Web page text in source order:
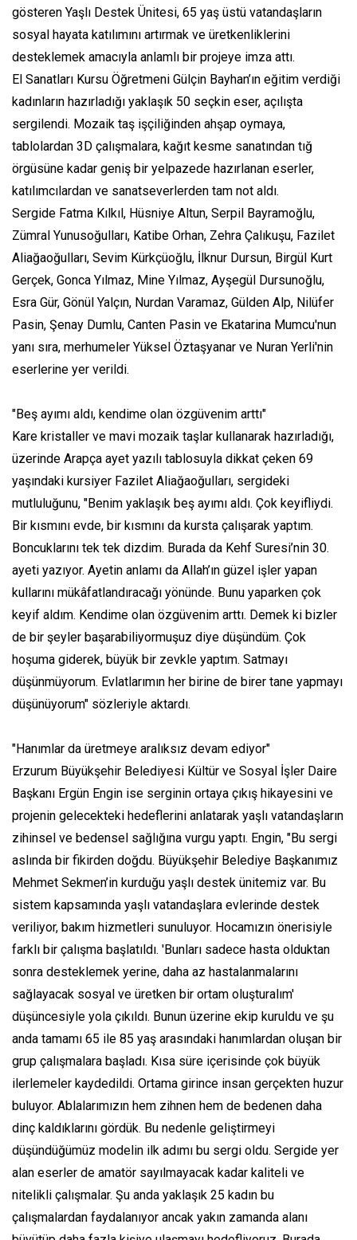
gösteren Yaşlı Destek Ünitesi, 65 yaş üstü vatandaşların
sosyal hayata katılımını artırmak ve üretkenliklerini
desteklemek amacıyla anlamlı bir projeye imza attı.
El Sanatları Kursu Öğretmeni Gülçin Bayhan’ın eğitim verdiği
kadınların hazırladığı yaklaşık 50 seçkin eser, açılışta
sergilendi. Mozaik taş işçiliğinden ahşap oymaya,
tablolardan 3D çalışmalara, kağıt kesme sanatından tığ
örgüsüne kadar geniş bir yelpazede hazırlanan eserler,
katılımcılardan ve sanatseverlerden tam not aldı.
Sergide Fatma Kılkıl, Hüsniye Altun, Serpil Bayramoğlu,
Zümral Yunusoğulları, Katibe Orhan, Zehra Çalıkuşu, Fazilet
Aliağaoğulları, Sevim Kürkçüoğlu, İlknur Dursun, Birgül Kurt
Gerçek, Gonca Yılmaz, Mine Yılmaz, Ayşegül Dursunoğlu,
Esra Gür, Gönül Yalçın, Nurdan Varamaz, Gülden Alp, Nilüfer
Pasin, Şenay Dumlu, Canten Pasin ve Ekatarina Mumcu'nun
yanı sıra, merhumeler Yüksel Öztaşyanar ve Nuran Yerli'nin
eserlerine yer verildi.
"Beş ayımı aldı, kendime olan özgüvenim arttı"
Kare kristaller ve mavi mozaik taşlar kullanarak hazırladığı,
üzerinde Arapça ayet yazılı tablosuyla dikkat çeken 69
yaşındaki kursiyer Fazilet Aliağaoğulları, sergideki
mutluluğunu, "Benim yaklaşık beş ayımı aldı. Çok keyifliydi.
Bir kısmını evde, bir kısmını da kursta çalışarak yaptım.
Boncuklarını tek tek dizdim. Burada da Kehf Suresi’nin 30.
ayeti yazıyor. Ayetin anlamı da Allah’ın güzel işler yapan
kullarını mükâfatlandıracağı yönünde. Bunu yaparken çok
keyif aldım. Kendime olan özgüvenim arttı. Demek ki bizler
de bir şeyler başarabiliyormuşuz diye düşündüm. Çok
hoşuma giderek, büyük bir zevkle yaptım. Satmayı
düşünmüyorum. Evlatlarımın her birine de birer tane yapmayı
düşünüyorum" sözleriyle aktardı.
"Hanımlar da üretmeye aralıksız devam ediyor"
Erzurum Büyükşehir Belediyesi Kültür ve Sosyal İşler Daire
Başkanı Ergün Engin ise serginin ortaya çıkış hikayesini ve
projenin gelecekteki hedeflerini anlatarak yaşlı vatandaşların
zihinsel ve bedensel sağlığına vurgu yaptı. Engin, "Bu sergi
aslında bir fikirden doğdu. Büyükşehir Belediye Başkanımız
Mehmet Sekmen’in kurduğu yaşlı destek ünitemiz var. Bu
sistem kapsamında yaşlı vatandaşlara evlerinde destek
veriliyor, bakım hizmetleri sunuluyor. Hocamızın önerisiyle
farklı bir çalışma başlatıldı. 'Bunları sadece hasta olduktan
sonra desteklemek yerine, daha az hastalanmalarını
sağlayacak sosyal ve üretken bir ortam oluşturalım'
düşüncesiyle yola çıkıldı. Bunun üzerine ekip kuruldu ve şu
anda tamamı 65 ile 85 yaş arasındaki hanımlardan oluşan bir
grup çalışmalara başladı. Kısa süre içerisinde çok büyük
ilerlemeler kaydedildi. Ortama girince insan gerçekten huzur
buluyor. Ablalarımızın hem zihnen hem de bedenen daha
dinç kaldıklarını gördük. Bu nedenle geliştirmeyi
düşündüğümüz modelin ilk adımı bu sergi oldu. Sergide yer
alan eserler de amatör sayılmayacak kadar kaliteli ve
nitelikli çalışmalar. Şu anda yaklaşık 25 kadın bu
çalışmalardan faydalanıyor ancak yakın zamanda alanı